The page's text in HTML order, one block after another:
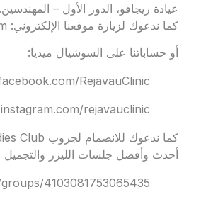
عيادة ريجافو، الدور الأول – المهندسين.
كما ندعوك لزيارة موقعنا الإلكتروني:
أو حساباتنا على السوشيال ميديا:
RejavauClinic
rejavauclinic
أحدث وأفضل جلسات الليزر والتجميل
4103081753065435